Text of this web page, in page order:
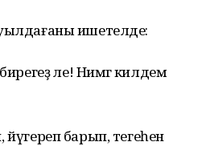
ишетелде:
әле! Нимәгә килдем
барып, тегеһенә